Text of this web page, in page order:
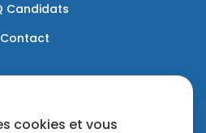
Candidats
Contact
confidentialité
cookies et vous